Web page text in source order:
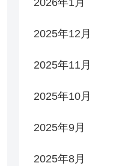
2026年1月
2025年12月
2025年11月
2025年10月
2025年9月
2025年8月